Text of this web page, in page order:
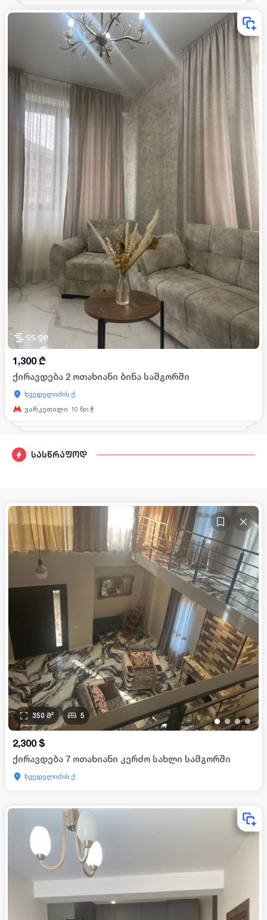
სასწრაფოდ
1,300 ₾
ქირავდება 2 ოთახიანი ბინა სამგორში
ხვედელიძის ქ.
ვარკეთილი 10 წთ
••••
350 მ² 5
2,300 $
ქირავდება 7 ოთახიანი კერძო სახლი სამგორში
ხვედელიძის ქ.